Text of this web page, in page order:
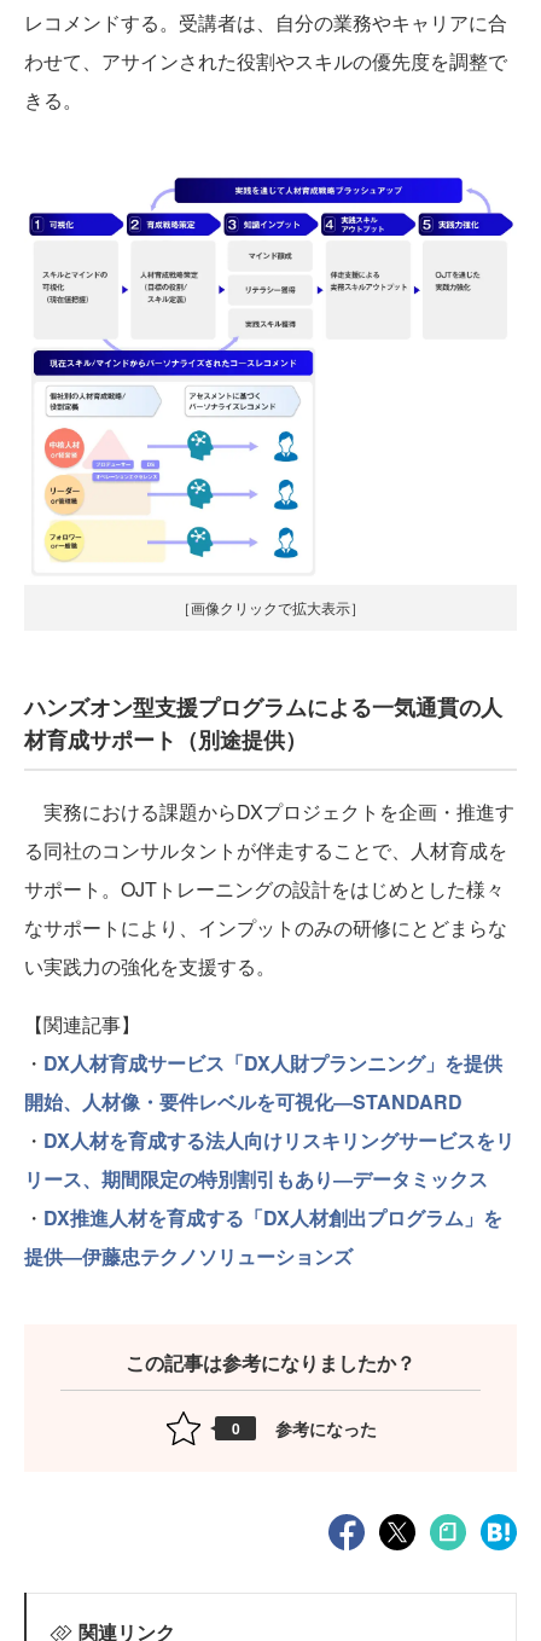
レコメンドする。受講者は、自分の業務やキャリアに合
わせて、アサインされた役割やスキルの優先度を調整で
きる。
［画像クリックで拡大表示］
ハンズオン型支援プログラムによる一気通貫の人
材育成サポート（別途提供）
実務における課題からDXプロジェクトを企画・推進す
る同社のコンサルタントが伴走することで、人材育成を
サポート。OJTトレーニングの設計をはじめとした様々
なサポートにより、インプットのみの研修にとどまらな
い実践力の強化を支援する。
【関連記事】
・ DX人材育成サービス「DX人財プランニング」を提供
開始、人材像・要件レベルを可視化―STANDARD
・ DX人材を育成する法人向けリスキリングサービスをリ
リース、期間限定の特別割引もあり―データミックス
・ DX推進人材を育成する「DX人材創出プログラム」を
提供―伊藤忠テクノソリューションズ
この記事は参考になりましたか？
0 参考になった
関連リンク